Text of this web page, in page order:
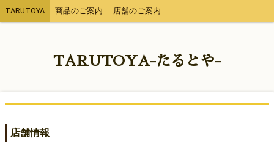
TARUTOYA 商品のご案内 店舗のご案内
TARUTOYA-たるとや-
店舗情報